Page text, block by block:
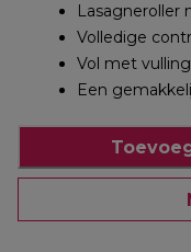
Lasagneroller
Volledige
Vol met vulling
Een